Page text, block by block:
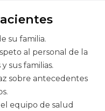
su familia.
al personal de la
sus familias.
sobre antecedentes
equipo de salud